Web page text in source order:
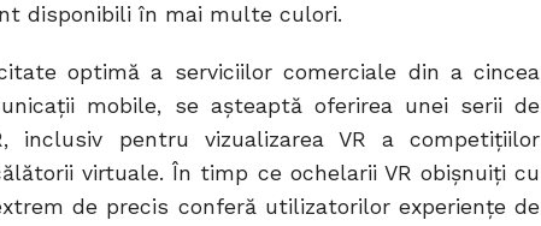
disponibili în mai multe culori.
optimă a serviciilor comerciale din a cincea
mobile, se așteaptă oferirea unei serii de
inclusiv pentru vizualizarea VR a competițiilor
virtuale. În timp ce ochelarii VR obișnuiți cu
de precis conferă utilizatorilor experiențe de